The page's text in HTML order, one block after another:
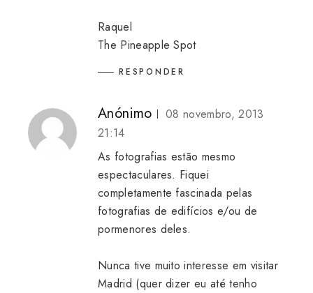
Raquel
The Pineapple Spot
RESPONDER
Anónimo
08 novembro, 2013
21:14
As fotografias estão mesmo
espectaculares. Fiquei
completamente fascinada pelas
fotografias de edifícios e/ou de
pormenores deles.
Nunca tive muito interesse em visitar
Madrid (quer dizer eu até tenho